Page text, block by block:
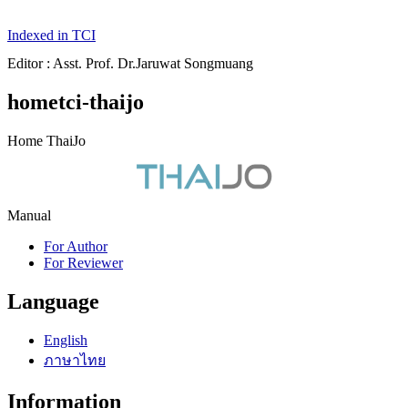
Indexed in TCI
Editor : Asst. Prof. Dr.Jaruwat Songmuang
hometci-thaijo
Home ThaiJo
Manual
For Author
For Reviewer
Language
English
ภาษาไทย
Information